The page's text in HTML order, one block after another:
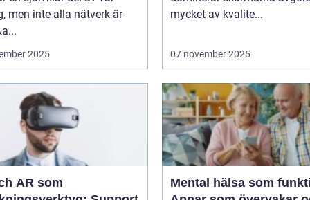
men inte alla nätverk är
2025
mycket av kvalite...
07 november 2025
AR som
Mental hälsa som